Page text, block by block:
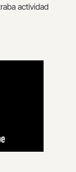
actividad